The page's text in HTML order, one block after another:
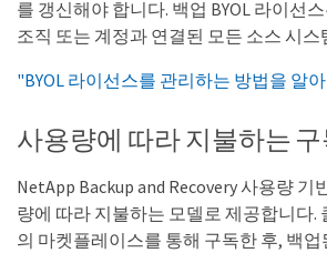
를 갱신해야 합니다. 백업 BYOL 라이선
조직 또는 계정과 연결된 모든 소스 시
"BYOL 라이선스를 관리하는 방법을 알
사용량에 따라 지불하는
NetApp Backup and Recovery 사용량 기
량에 따라 지불하는 모델로 제공합니다.
의 마켓플레이스를 통해 구독한 후, 백